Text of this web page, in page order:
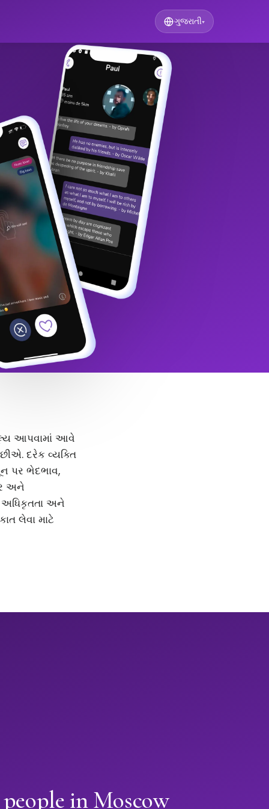
ગુજરાતી▾
આપવામાં આવે
દરેક વ્યક્તિ
પર ભેદભાવ,
અને
અધિકૃતતા અને
લેવા માટે
in Moscow